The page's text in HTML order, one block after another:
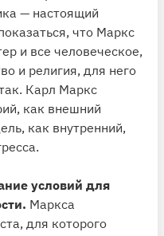
— настоящий
что Маркс
и все человеческое,
и религия, для него
Карл Маркс
как внешний
как внутренний,
условий для
Маркса
для которого